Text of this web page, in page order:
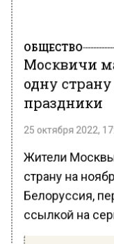
ОБЩЕСТВО
Москвичи
одну
праздники
25 октября 2022,
Жители
страну на
Белоруссия,
ссылкой на